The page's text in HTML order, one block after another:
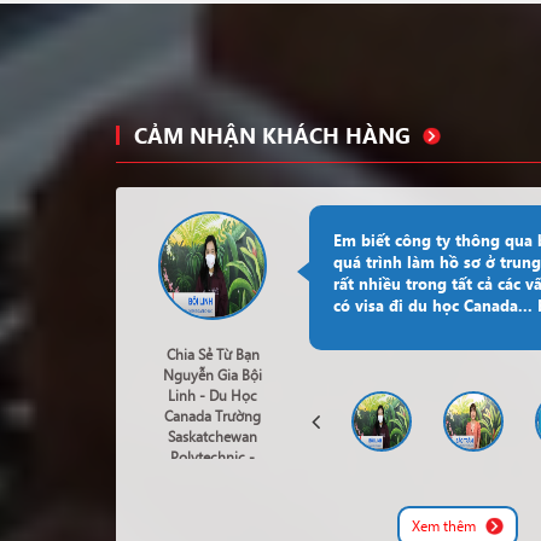
CẢM NHẬN KHÁCH HÀNG
Chia Sẻ Từ Bạn
Nguyễn Gia Bội
Linh - Du Học
Canada Trường
Saskatchewan
Polytechnic -
Em biết công ty thông qua
quá trình làm hồ sơ ở
rất nhiều trong tất cả các
có visa đi du học Canada...
Xem thêm